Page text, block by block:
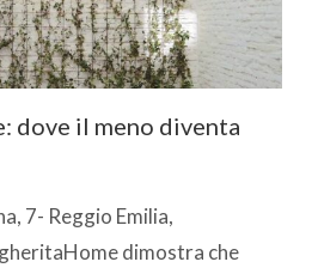
dove il meno diventa
7- Reggio Emilia,
dimostra che